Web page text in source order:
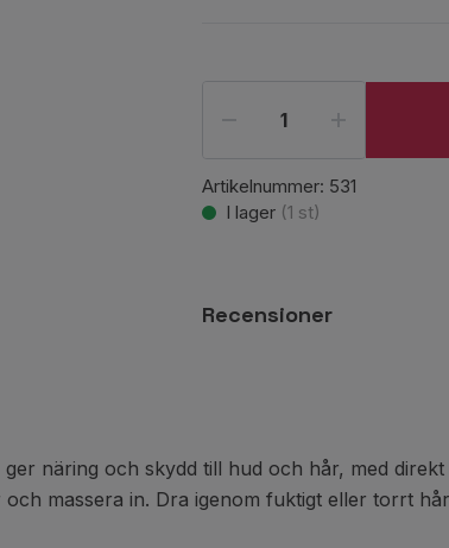
Artikelnummer: 531
I lager (1 st)
Recensioner
näring och skydd till hud och hår, med
massera in. Dra igenom fuktigt eller torrt